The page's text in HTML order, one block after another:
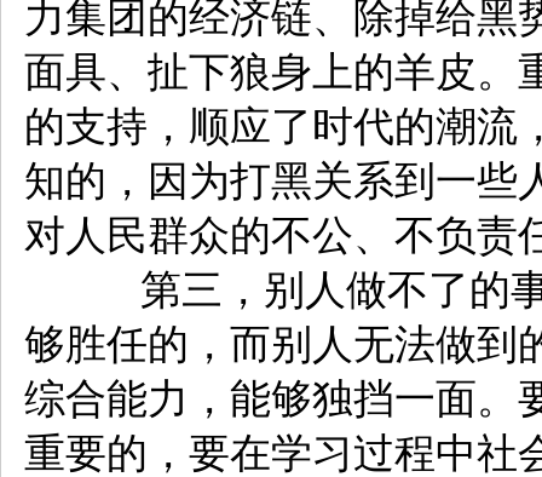
力集团的经济链、除掉给黑
面具、扯下狼身上的羊皮。
的支持，顺应了时代的潮流
知的，因为打黑关系到一些
对人民群众的不公、不负责
第三，别人做不了的事
够胜任的，而别人无法做到
综合能力，能够独挡一面。
重要的，要在学习过程中社